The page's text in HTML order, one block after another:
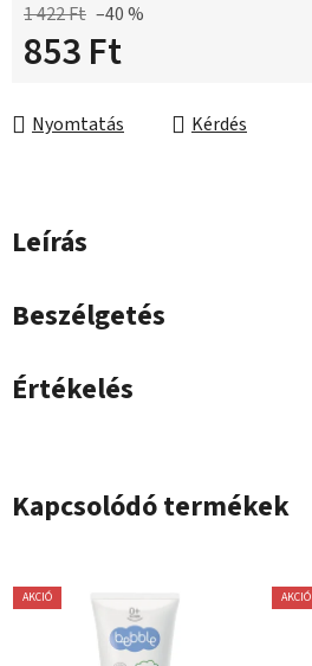
1 422 Ft –40 %
853 Ft
Nyomtatás
Kérdés
Leírás
Beszélgetés
Értékelés
Kapcsolódó termékek
AKCIÓ AKCIÓ